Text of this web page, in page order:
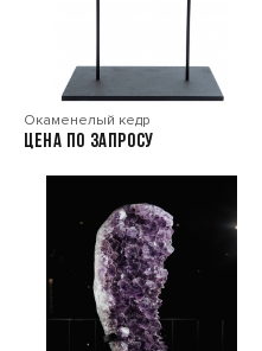
Окаменелый кедр
Цена по запросу